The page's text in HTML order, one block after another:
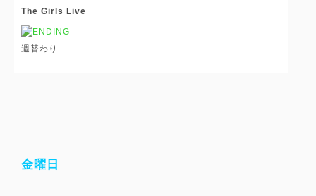
The Girls Live
週替わり
金曜日